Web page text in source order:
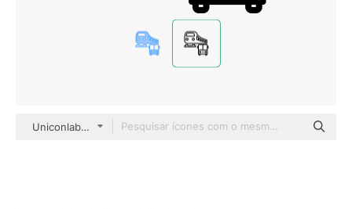
Uniconlabs Detailed Outline